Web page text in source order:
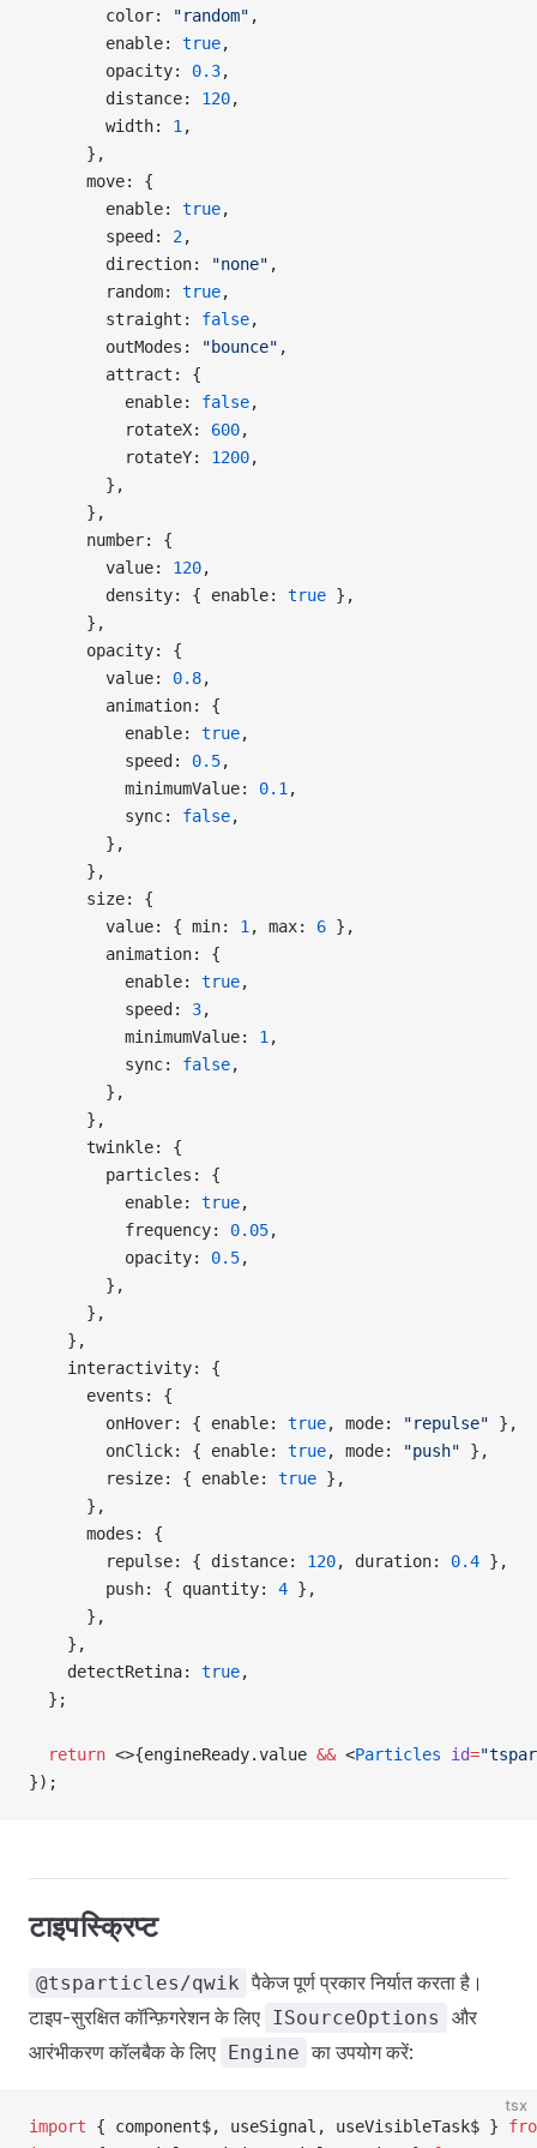
        color:
"random" ,
        enable:
true,
        opacity:
0.3,
        distance:
120,
        width:
1 ,
      },
      move: {
        enable:
true,
        speed:
2,
        direction:
"none" ,
        random:
true,
        straight:
false,
        outModes:
"bounce" ,
        attract: {
          enable:
false,
          rotateX:
600,
          rotateY:
1200,
        },
      },
      number: {
        value:
120,
        density: { enable:
true },
      },
      opacity: {
        value:
0.8,
        animation: {
          enable:
true,
          speed:
0.5,
          minimumValue:
0.1 ,
          sync:
false,
        },
      },
      size: {
        value: { min:
1 , max: 6 },
        animation: {
          enable:
true,
          speed:
3,
          minimumValue:
1 ,
          sync:
false,
        },
      },
      twinkle: {
        particles: {
          enable:
true,
          frequency:
0.05,
          opacity:
0.5,
        },
      },
    },
    interactivity: {
      events: {
        onHover: { enable:
true, mode: "repulse" },
        onClick: { enable:
true, mode: "push" },
        resize: { enable:
true },
      },
      modes: {
        repulse: { distance:
120, duration: 0.4 },
        push: { quantity:
4 },
      },
    },
    detectRetina:
true,
  };
  return
<>{engineReady.value && <Particles id=
});
टाइपस्क्रिप्ट
@tsparticles/qwik पैकेज पूर्ण प्रकार निर्यात करता है।
टाइप-सुरक्षित कॉन्फ़िगरेशन के लिए ISourceOptions
और
आरंभीकरण कॉलबैक के लिए Engine का उपयोग करें:
tsx
import { component$, useSignal, useVisibleTask$ }